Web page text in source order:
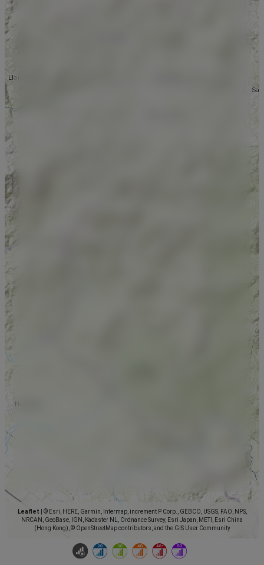
Leaflet
© Esri, HERE, Garmin, Intermap, increment P Corp., GEBCO, USGS, FAO, NPS,
NRCAN, GeoBase, IGN, Kadaster NL, Ordnance Survey, Esri Japan, METI, Esri China
(Hong Kong), © OpenStreetMap contributors, and the GIS User Community